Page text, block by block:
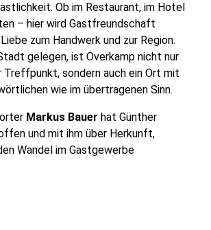
Ob im Restaurant, im Hotel
– hier wird Gastfreundschaft
zum Handwerk und zur Region.
gelegen, ist Overkamp nicht nur
Treffpunkt, sondern auch ein Ort mit
wie im übertragenen Sinn.
Markus Bauer hat Günther
und mit ihm über Herkunft,
Wandel im Gastgewerbe